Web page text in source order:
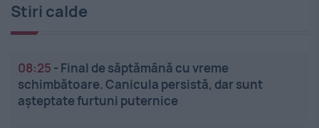
Stiri calde
08:25 - Final de săptămână cu vreme
schimbătoare. Canicula persistă, dar sunt
așteptate furtuni puternice